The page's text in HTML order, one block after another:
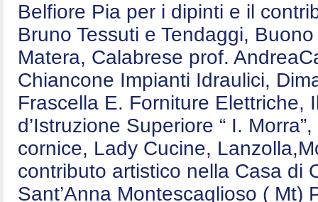
Belfiore Pia per i dipinti e il
Bruno Tessuti e Tendaggi,
Matera, Calabrese prof.
Chiancone Impianti Idraulici,
Frascella E. Forniture Elettriche,
d’Istruzione Superiore “ I.
cornice, Lady Cucine,
contributo artistico nella Casa di
Sant’Anna Montescaglioso ( Mt)